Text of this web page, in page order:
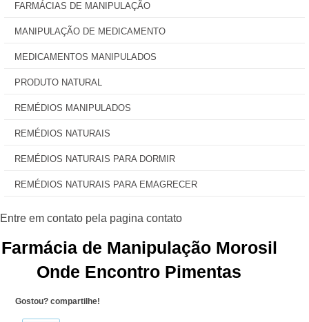
FARMÁCIAS DE MANIPULAÇÃO
MANIPULAÇÃO DE MEDICAMENTO
MEDICAMENTOS MANIPULADOS
PRODUTO NATURAL
REMÉDIOS MANIPULADOS
REMÉDIOS NATURAIS
REMÉDIOS NATURAIS PARA DORMIR
REMÉDIOS NATURAIS PARA EMAGRECER
Farmácia de Manipulação Morosil
Onde Encontro Pimentas
Gostou? compartilhe!